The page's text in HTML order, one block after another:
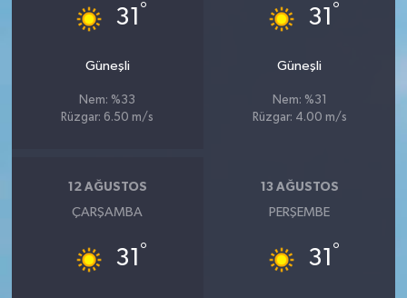
31 °
Güneşli
Nem: %33
Rüzgar: 6.50 m/s
31 °
Güneşli
Nem: %31
Rüzgar: 4.00 m/s
12 AĞUSTOS
ÇARŞAMBA
31 °
13 AĞUSTOS
PERŞEMBE
31 °